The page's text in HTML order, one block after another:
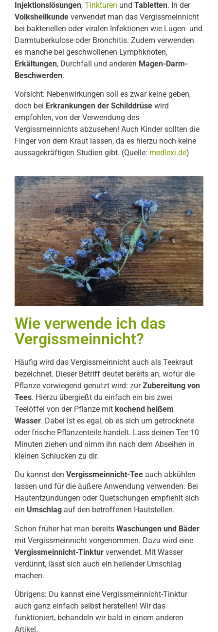
Injektionslösungen, Tinkturen und Tabletten. In der
Volksheilkunde verwendet man das Vergissmeinnicht
bei bakteriellen oder viralen Infektionen wie Lugen- und
Darmtuberkulose oder Bronchitis. Zudem verwenden
es manche bei geschwollenen Lymphknoten,
Erkältungen, Durchfall und anderen Magen-Darm-
Beschwerden.
Vorsicht: Nebenwirkungen soll es zwar keine geben,
doch bei Erkrankungen der Schilddrüse wird
empfohlen, von der Verwendung des
Vergissmeinnichts abzusehen! Auch Kinder sollten die
Finger von dem Kraut lassen, da es hierzu noch keine
aussagekräftigen Studien gibt. (Quelle: medlexi.de)
Wie verwende ich das
Vergissmeinnicht?
Häufig wird das Vergissmeinnicht auch als Teekraut
bezeichnet. Dieser Betriff deutet bereits an, wofür die
Pflanze vorwiegend genutzt wird: zurZubereitung von
Tees. Hierzu übergießt du einfach ein bis zwei
Teelöffel von der Pflanze mit kochend heißem
Wasser. Dabei ist es egal, ob es sich um getrocknete
oder frische Pflanzenteile handelt. Lass deinen Tee 10
Minuten ziehen und nimm ihn nach dem Abseihen in
kleinen Schlucken zu dir.
Du kannst den Vergissmeinnicht-Tee auch abkühlen
lassen und für die äußere Anwendung verwenden. Bei
Hautentzündungen oder Quetschungen empfiehlt sich
ein Umschlag auf den betroffenen Hautstellen.
Schon früher hat man bereits Waschungen und Bäder
mit Vergissmeinnicht vorgenommen. Dazu wird eine
Vergissmeinnicht-Tinktur verwendet. Mit Wasser
verdünnt, lässt sich auch ein heilender Umschlag
machen.
Übrigens: Du kannst eine Vergissmeinnicht-Tinktur
auch ganz einfach selbst herstellen! Wir das
funktioniert, behandeln wir bald in einem anderen
Artikel.